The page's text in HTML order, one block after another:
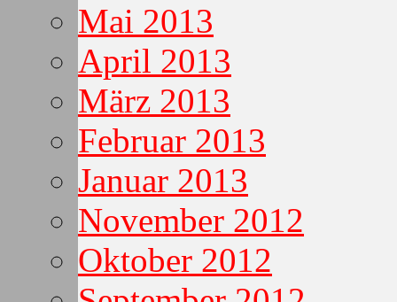
Mai 2013
April 2013
März 2013
Februar 2013
Januar 2013
November 2012
Oktober 2012